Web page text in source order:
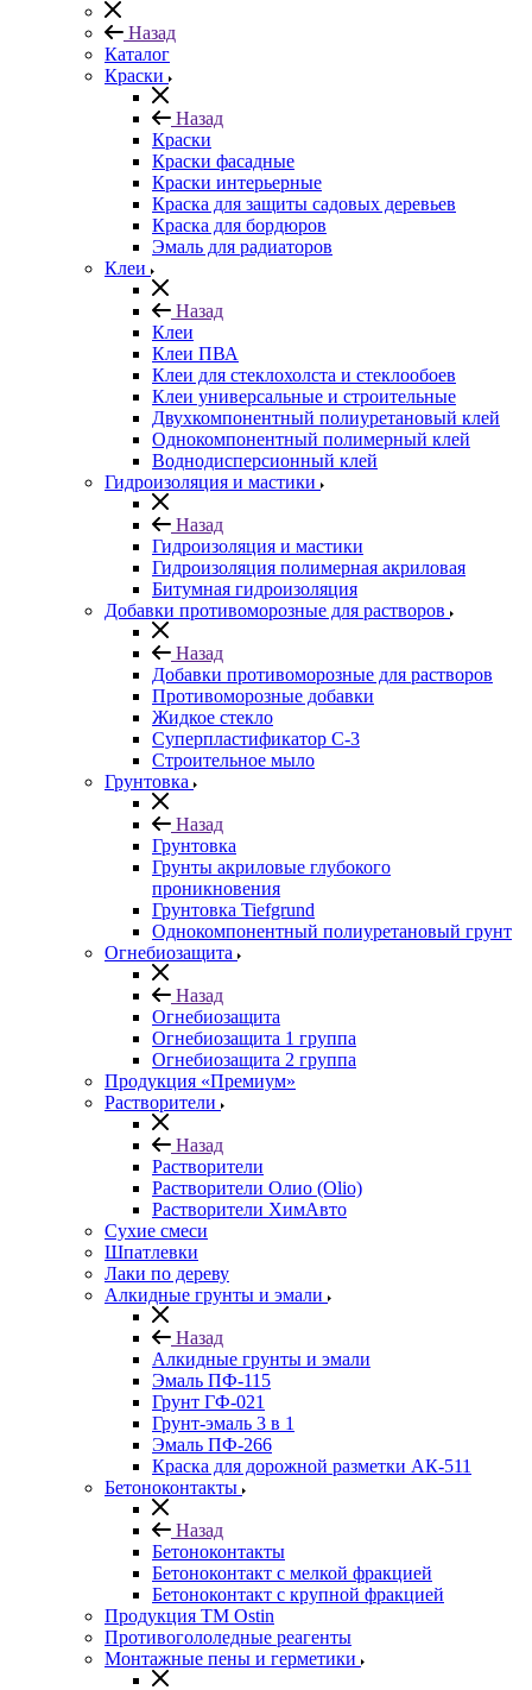
Назад
Каталог
Краски
Назад
Краски
Краски фасадные
Краски интерьерные
Краска для защиты садовых деревьев
⁠Краска для бордюров
Эмаль для радиаторов
Клеи
Назад
Клеи
Клеи ПВА
Клеи для стеклохолста и стеклообоев
Клеи универсальные и строительные
Двухкомпонентный полиуретановый клей
Однокомпонентный полимерный клей
Воднодисперсионный клей
Гидроизоляция и мастики
Назад
Гидроизоляция и мастики
Гидроизоляция полимерная акриловая
Битумная гидроизоляция
Добавки противоморозные для растворов
Назад
Добавки противоморозные для растворов
Противоморозные добавки
Жидкое стекло
Суперпластификатор С-3
Строительное мыло
Грунтовка
Назад
Грунтовка
Грунты акриловые глубокого
проникновения
Грунтовка Tiefgrund
Однокомпонентный полиуретановый грунт
Огнебиозащита
Назад
Огнебиозащита
Огнебиозащита 1 группа
Огнебиозащита 2 группа
Продукция «Премиум»
Растворители
Назад
Растворители
Растворители Олио (Olio)
Растворители ХимАвто
Сухие смеси
Шпатлевки
Лаки по дереву
Алкидные грунты и эмали
Назад
Алкидные грунты и эмали
Эмаль ПФ-115
Грунт ГФ-021
Грунт-эмаль 3 в 1
Эмаль ПФ-266
Краска для дорожной разметки АК-511
Бетоноконтакты
Назад
Бетоноконтакты
Бетоноконтакт с мелкой фракцией
Бетоноконтакт с крупной фракцией
Продукция ТМ Ostin
Противогололедные реагенты
Монтажные пены и герметики